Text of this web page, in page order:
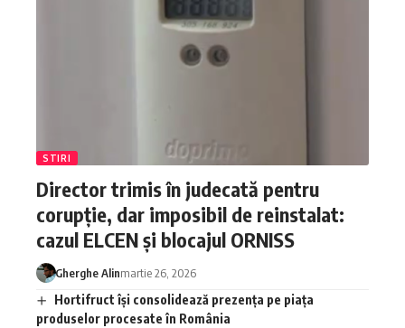
STIRI
Director trimis în judecată pentru
corupție, dar imposibil de reinstalat:
cazul ELCEN și blocajul ORNISS
Gherghe Alinmartie 26, 2026
Hortifruct își consolidează prezența pe piața
produselor procesate în România